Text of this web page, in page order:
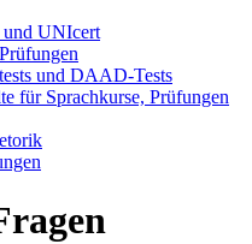
und UNIcert
und DAAD-Tests
für Sprachkurse, Prüfungen